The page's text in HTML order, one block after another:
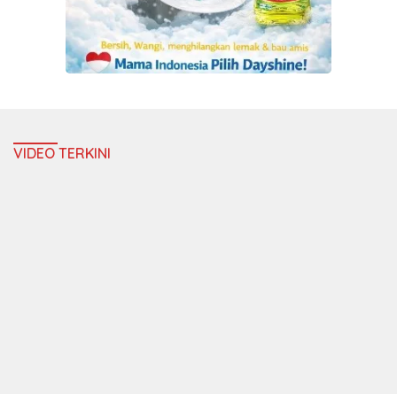
VIDEO TERKINI